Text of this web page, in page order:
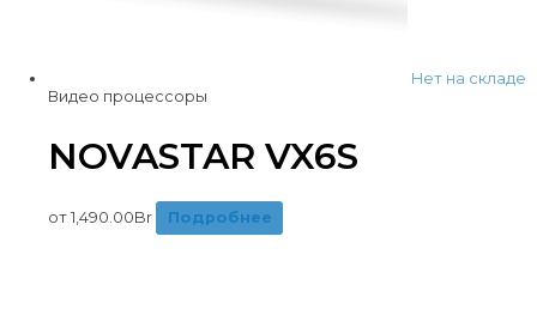
Нет на складе
Видео процессоры
NOVASTAR VX6S
от 1,490.00Br Подробнее